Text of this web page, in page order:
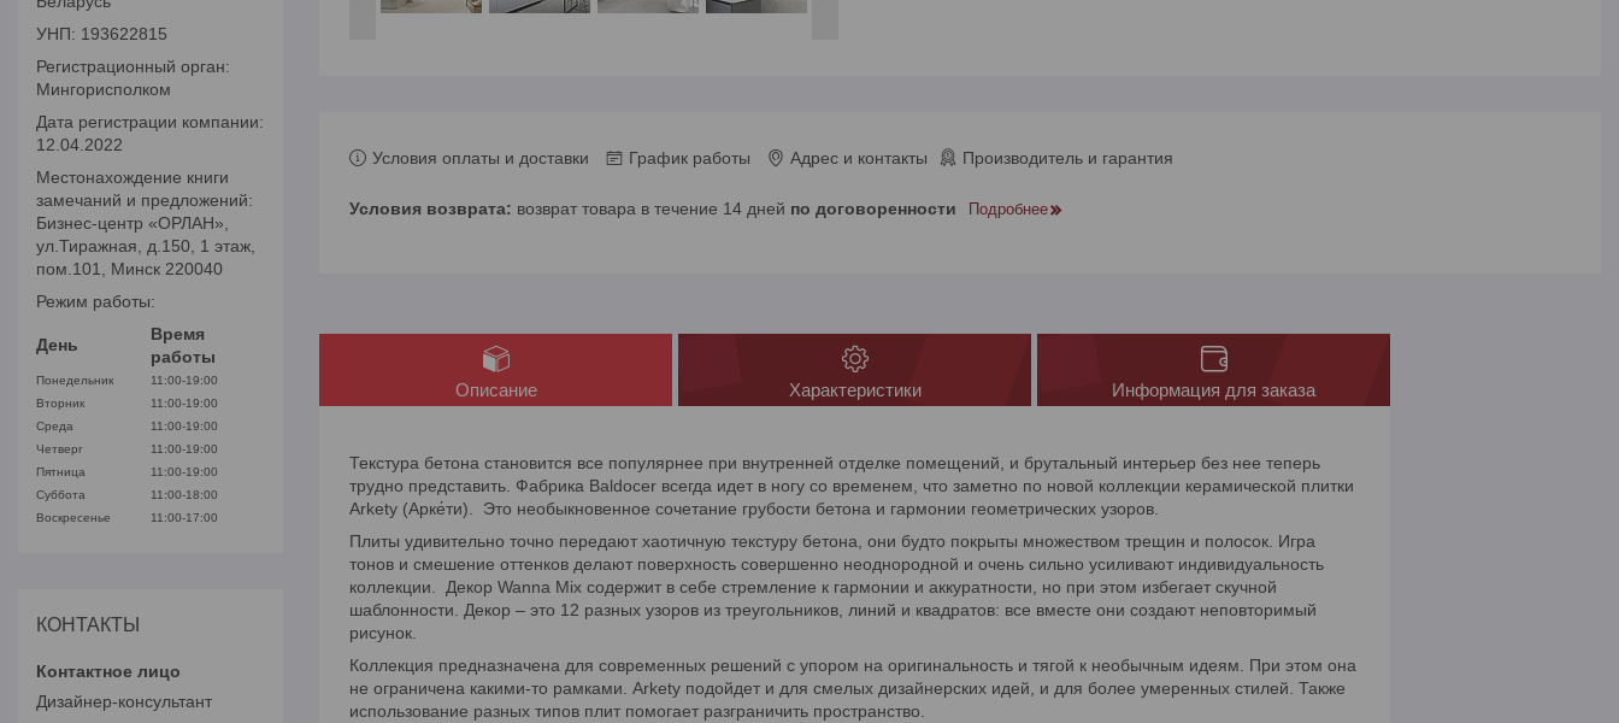
Условия оплаты и доставки График работы Адрес и контакты Производитель и гарантия
возврат товара в течение 14 дней по договоренности Подробнее
Описание Характеристики Информация для заказа
Текстура бетона становится все популярнее при внутренней отделке помещений, и брутальный интерьер без нее теперь
трудно представить. Фабрика Baldocer всегда идет в ногу со временем, что заметно по новой коллекции керамической плитки
Arkety (Арке́ти). Это необыкновенное сочетание грубости бетона и гармонии геометрических узоров.
Плиты удивительно точно передают хаотичную текстуру бетона, они будто покрыты множеством трещин и полосок. Игра
тонов и смешение оттенков делают поверхность совершенно неоднородной и очень сильно усиливают индивидуальность
коллекции. Декор Wanna Mix содержит в себе стремление к гармонии и аккуратности, но при этом избегает скучной
шаблонности. Декор – это 12 разных узоров из треугольников, линий и квадратов: все вместе они создают неповторимый
рисунок.
Коллекция предназначена для современных решений с упором на оригинальность и тягой к необычным идеям. При этом она
не ограничена какими-то рамками. Arkety подойдет и для смелых дизайнерских идей, и для более умеренных стилей. Также
использование разных типов плит помогает разграничить пространство.
УНП: 193622815
Регистрационный орган:
Мингорисполком
Дата регистрации компании:
12.04.2022
Местонахождение книги
замечаний и предложений:
Бизнес-центр «ОРЛАН»,
ул.Тиражная, д.150, 1 этаж,
пом.101, Минск 220040
Режим работы:
День
Время
работы
Понедельник
11:00-19:00
Вторник
11:00-19:00
Среда
11:00-19:00
Четверг
11:00-19:00
Пятница
11:00-19:00
Суббота
11:00-18:00
Воскресенье
11:00-17:00
КОНТАКТЫ
Дизайнер-консультант